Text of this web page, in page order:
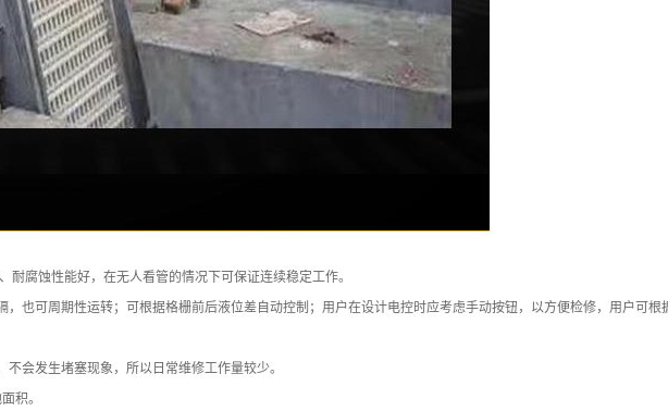
腐蚀性能好，在无人看管的情况下可保证连续稳定工作。
也可周期性运转；可根据格栅前后液位差自动控制；用户在设计电控时应考虑手动按钮，以方便检修，用户可
会发生堵塞现象，所以日常维修工作量较少。
积。